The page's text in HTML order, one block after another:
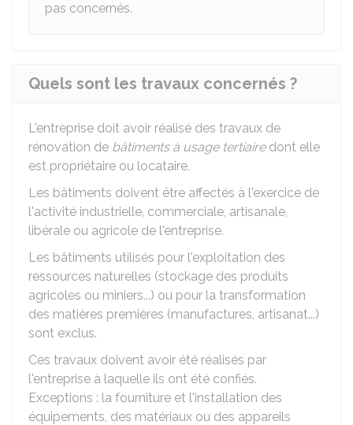
pas concernés.
Quels sont les travaux concernés ?
L'entreprise doit avoir réalisé des travaux de
rénovation de bâtiments à usage tertiairedont elle
est propriétaire ou locataire.
Les bâtiments doivent être affectés à l'exercice de
l'activité industrielle, commerciale, artisanale,
libérale ou agricole de l'entreprise.
Les bâtiments utilisés pour l'exploitation des
ressources naturelles (stockage des produits
agricoles ou miniers...) ou pour la transformation
des matières premières (manufactures, artisanat...)
sont exclus.
Ces travaux doivent avoir été réalisés par
l'entreprise à laquelle ils ont été confiés.
Exceptions : la fourniture et l'installation des
équipements, des matériaux ou des appareils